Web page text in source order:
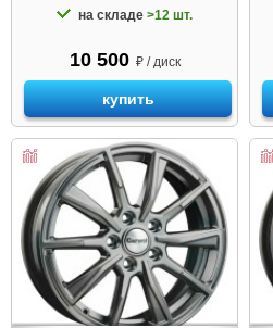
на складе >12 шт.
10 500 ₽ / диск
купить